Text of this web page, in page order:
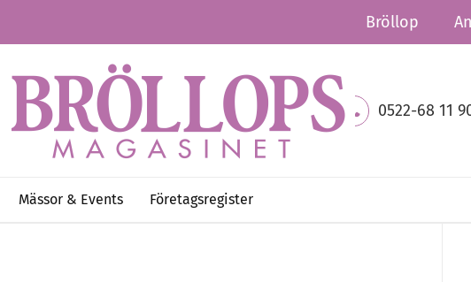
Bröllop
0522-68 11
Mässor & Events Företagsregister